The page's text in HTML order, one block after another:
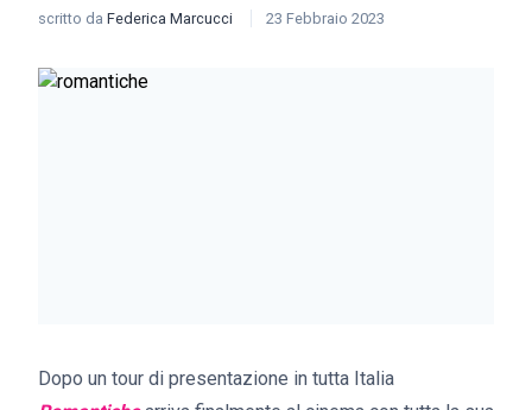
scritto da Federica Marcucci 23 Febbraio 2023
Dopo un tour di presentazione in tutta Italia